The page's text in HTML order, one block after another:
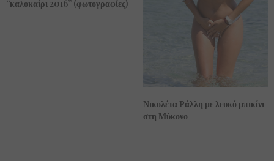
“καλοκαίρι 2016” (φωτογραφίες)
Νικολέτα Ράλλη με λευκό μπικίνι
στη Μύκονο